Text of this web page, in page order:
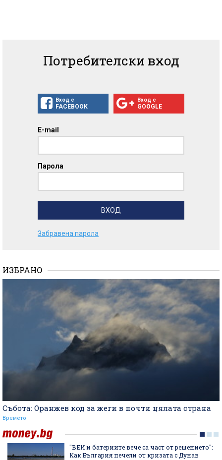
Потребителски вход
Вход с
FACEBOOK
Вход с
GOOGLE
E-mail
Парола
Забравена парола
ИЗБРАНО
Събота: Оранжев код за жеги в почти цялата страна
Времето
"ВЕИ и батериите вече са част от решението":
Как България печели от кризата с Дунав